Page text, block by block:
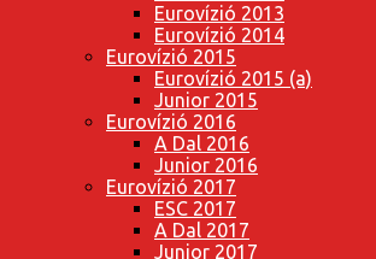
Eurovízió 2013
Eurovízió 2014
Eurovízió 2015
Eurovízió 2015 (a)
Junior 2015
Eurovízió 2016
A Dal 2016
Junior 2016
Eurovízió 2017
ESC 2017
A Dal 2017
Junior 2017